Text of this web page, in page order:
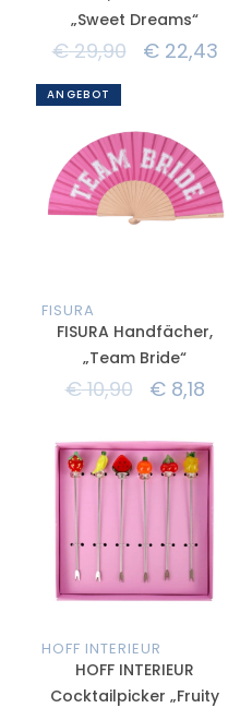
„Sweet Dreams“
€29,90 €22,43
ANGEBOT
FISURA
FISURA Handfächer,
„Team Bride“
€10,90 €8,18
HOFF INTERIEUR
HOFF INTERIEUR
Cocktailpicker „Fruity